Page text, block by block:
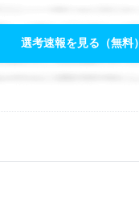
選考速報を見る（無料）